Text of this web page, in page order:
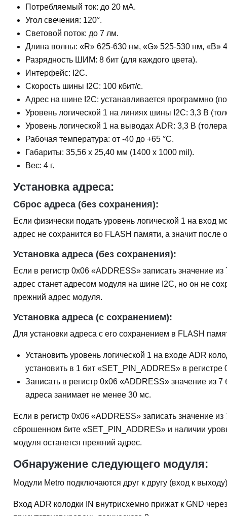
Потребляемый ток: до 20 мА.
Угол свечения: 120°.
Световой поток: до 7 лм.
Длина волны: «R» 625-630 нм, «G» 525-530 нм, «B»
Разрядность ШИМ: 8 бит (для каждого цвета).
Интерфейс: I2C.
Скорость шины I2C: 100 кбит/с.
Адрес на шине I2C: устанавливается программно
Уровень логической 1 на линиях шины I2C: 3,3 В
Уровень логической 1 на выводах ADR: 3,3 В
Рабочая температура: от -40 до +65 °C.
Габариты: 35,56 х 25,40 мм (1400 x 1000 mil).
Вес: 4 г.
Установка адреса:
Сброс адреса (без сохранения):
Если физически подать уровень логической 1 на вход
адрес не сохранится во FLASH памяти, а значит
Установка адреса (без сохранения):
Если в регистр 0x06 «ADDRESS» записать значение
адрес станет адресом модуля на шине I2C, но он не
прежний адрес модуля.
Установка адреса (с сохранением):
Для установки адреса с его сохранением в FLASH
Установить уровень логической 1 на входе ADR
установить в 1 бит «SET_PIN_ADDRES» в
Записать в регистр 0x06 «ADDRESS» значение
адреса занимает не менее 30 мс.
Если в регистр 0x06 «ADDRESS» записать значение
сброшенном бите «SET_PIN_ADDRES» и наличии
модуля останется прежний адрес.
Обнаружение следующего модуля:
Модули Metro подключаются друг к другу (вход к
Вход ADR колодки IN внутрисхемно прижат к GND